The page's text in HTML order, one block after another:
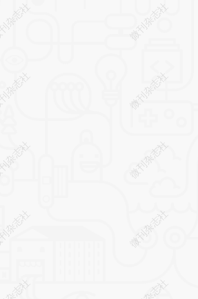
杂志社
微刊杂志社
志社
微刊杂志社
杂志社
微刊杂志社
志社
微刊杂志社